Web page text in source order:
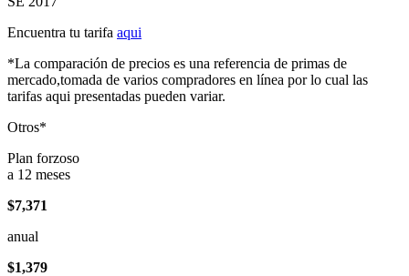
Encuentra tu tarifa aqui
*La comparación de precios es una referencia de primas de
mercado,tomada de varios compradores en línea por lo cual las
tarifas aqui presentadas pueden variar.
Otros*
Plan forzoso
a 12 meses
$7,371
anual
$1,379